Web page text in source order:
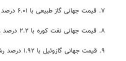
۷. قیمت جهانی گاز طبیعی با ۶.۰۱ درصد رشد به ۲.۲۴ دلار رسید.
۸. قیمت جهانی نفت کوره با ۲.۲ درصد رشد به ۲.۳۷۳۹ دلار رسید.
۹. قیمت جهانی گازوئیل با ۱.۹۲ درصد رشد به ۶۹۰.۷۵ دلار رسید.